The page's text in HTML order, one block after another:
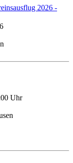
2026 -
Uhr